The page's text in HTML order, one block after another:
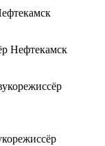
Нефтекамск